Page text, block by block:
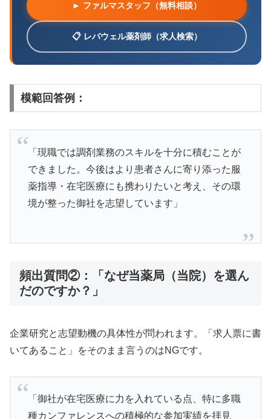
► ファルマスタッフ（無料相談）
📋 レバウェル薬剤師（求人検索）
模範回答例：
「現職では調剤業務のスキルを十分に積むことが
できました。今後はより患者さんに寄り添った服
薬指導・在宅医療にも携わりたいと考え、その環
境が整った御社を志望しています」
頻出質問②：「なぜ当薬局（当院）を選ん
だのですか？」
企業研究と志望動機の具体性が問われます。「求人票に書
いてあること」をそのまま言うのはNGです。
「御社が在宅医療に力を入れている点、特に多職
種カンファレンスへの積極的な参加実績を拝見